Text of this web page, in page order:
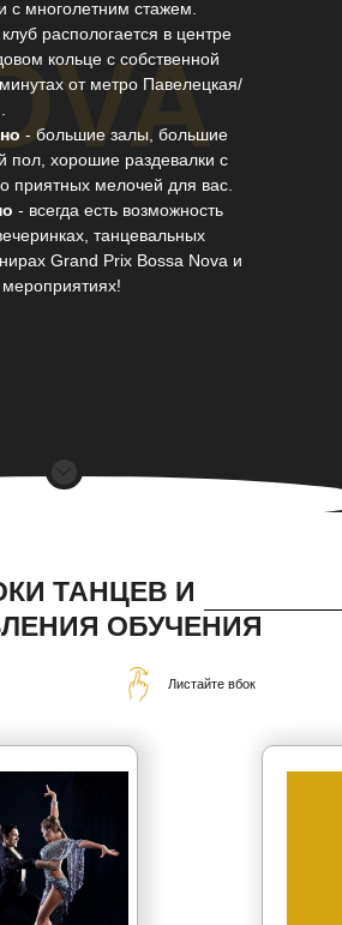
с многолетним стажем.
распологается в центре
кольце с собственной
от метро Павелецкая/
- большие залы, большие
пол, хорошие раздевалки с
приятных мелочей для вас.
- всегда есть возможность
танцевальных
Grand Prix Bossa Nova и
мероприятиях!
ТАНЦЕВ И
ОБУЧЕНИЯ
Листайте вбок